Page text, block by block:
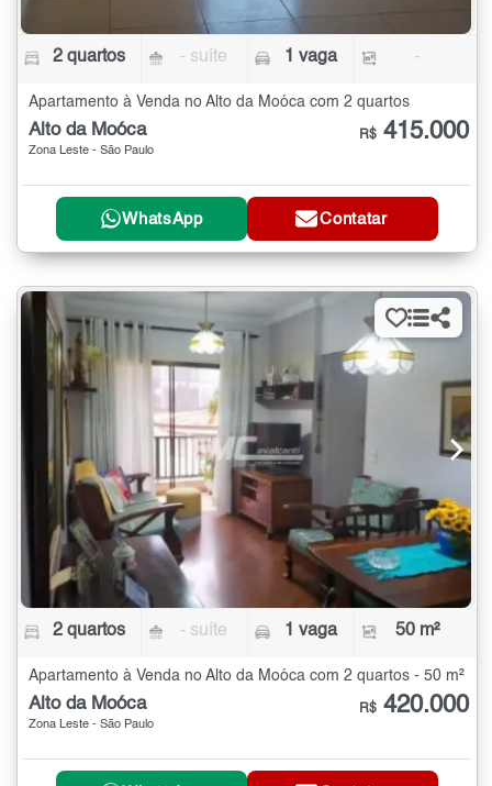
2 quartos - suíte 1 vaga -
Apartamento à Venda no Alto da Moóca com 2 quartos
Alto da Moóca
Zona Leste - São Paulo
R$ 415.000
WhatsApp Contatar
2 quartos - suíte 1 vaga 50 m²
Apartamento à Venda no Alto da Moóca com 2 quartos - 50 m²
Alto da Moóca
Zona Leste - São Paulo
R$ 420.000